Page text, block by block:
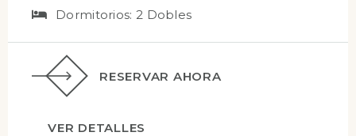
Dormitorios: 2 Dobles
RESERVAR AHORA
VER DETALLES